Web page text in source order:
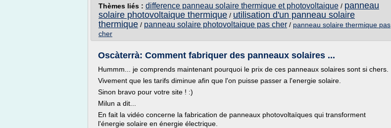
Thèmes liés : difference panneau solaire thermique et photovoltaique / panneau
solaire photovoltaique thermique / utilisation d'un panneau solaire
thermique / panneau solaire photovoltaique pas cher / panneau solaire thermique pas
cher
Oscàterrà: Comment fabriquer des panneaux solaires ...
Hummm... je comprends maintenant pourquoi le prix de ces panneaux solaires sont si chers.
Vivement que les tarifs diminue afin que l'on puisse passer a l'energie solaire.
Sinon bravo pour votre site ! :)
Milun a dit...
En fait la vidéo concerne la fabrication de panneaux photovoltaïques qui transforment
l'énergie solaire en énergie électrique.